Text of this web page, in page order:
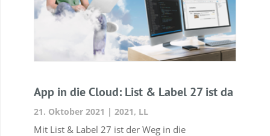
App in die Cloud: List & Label 27 ist da
21. Oktober 2021 | 2021, LL
Mit List & Label 27 ist der Weg in die